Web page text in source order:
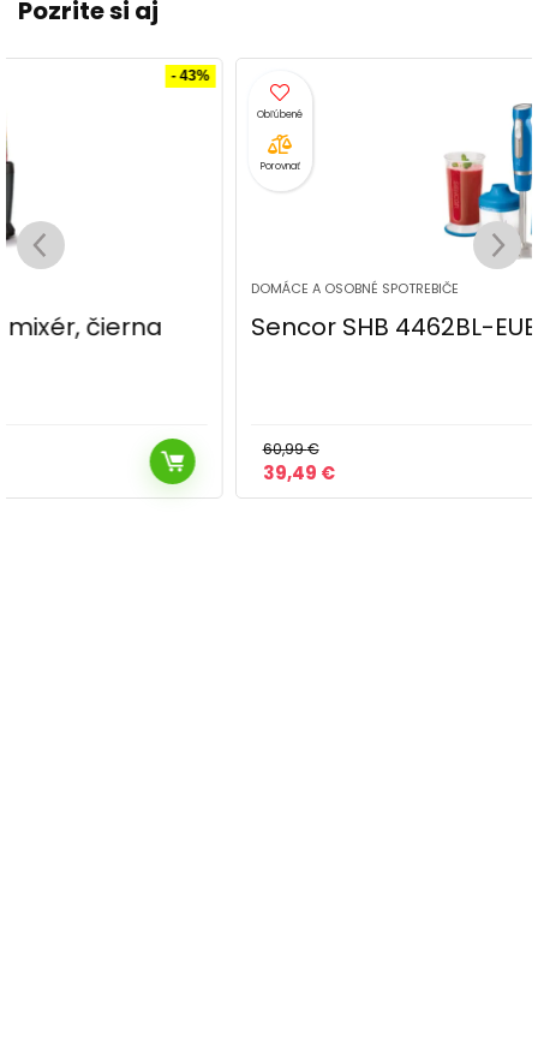
Pozrite si aj
Sencor SHB 4462BL-EUE3 tyčový mixér
cena
Aktuálna
cena